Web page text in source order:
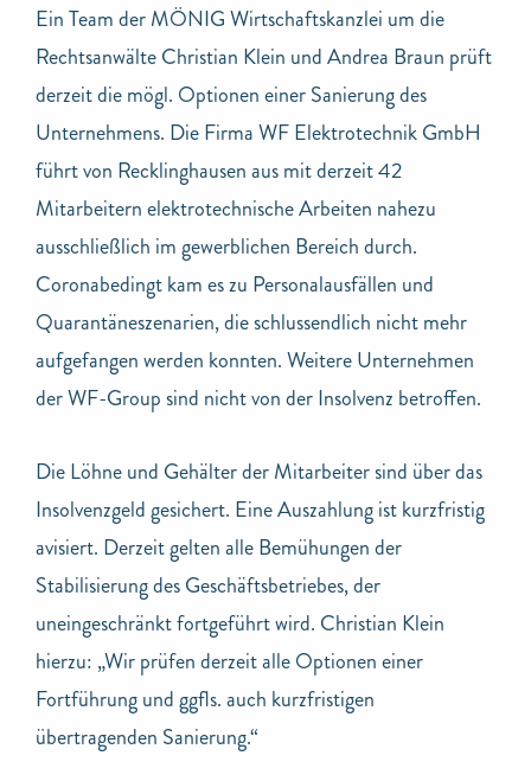
Ein Team der MÖNIG Wirtschaftskanzlei um die
Rechtsanwälte Christian Klein und Andrea Braun prüft
derzeit die mögl. Optionen einer Sanierung des
Unternehmens. Die Firma WF Elektrotechnik GmbH
führt von Recklinghausen aus mit derzeit 42
Mitarbeitern elektrotechnische Arbeiten nahezu
ausschließlich im gewerblichen Bereich durch.
Coronabedingt kam es zu Personalausfällen und
Quarantäneszenarien, die schlussendlich nicht mehr
aufgefangen werden konnten. Weitere Unternehmen
der WF-Group sind nicht von der Insolvenz betroffen.
Die Löhne und Gehälter der Mitarbeiter sind über das
Insolvenzgeld gesichert. Eine Auszahlung ist kurzfristig
avisiert. Derzeit gelten alle Bemühungen der
Stabilisierung des Geschäftsbetriebes, der
uneingeschränkt fortgeführt wird. Christian Klein
hierzu: „Wir prüfen derzeit alle Optionen einer
Fortführung und ggfls. auch kurzfristigen
übertragenden Sanierung.“